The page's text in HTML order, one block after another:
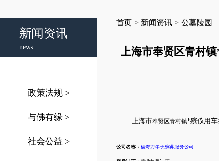
新闻资讯
news
政策法规 >
与佛有缘 >
社会公益 >
首页 > 新闻资讯 > 公墓陵园
上海市奉贤区青村
上海市奉贤区青村镇*殡仪用车
公司名称： 福寿万年长殡葬服务公司